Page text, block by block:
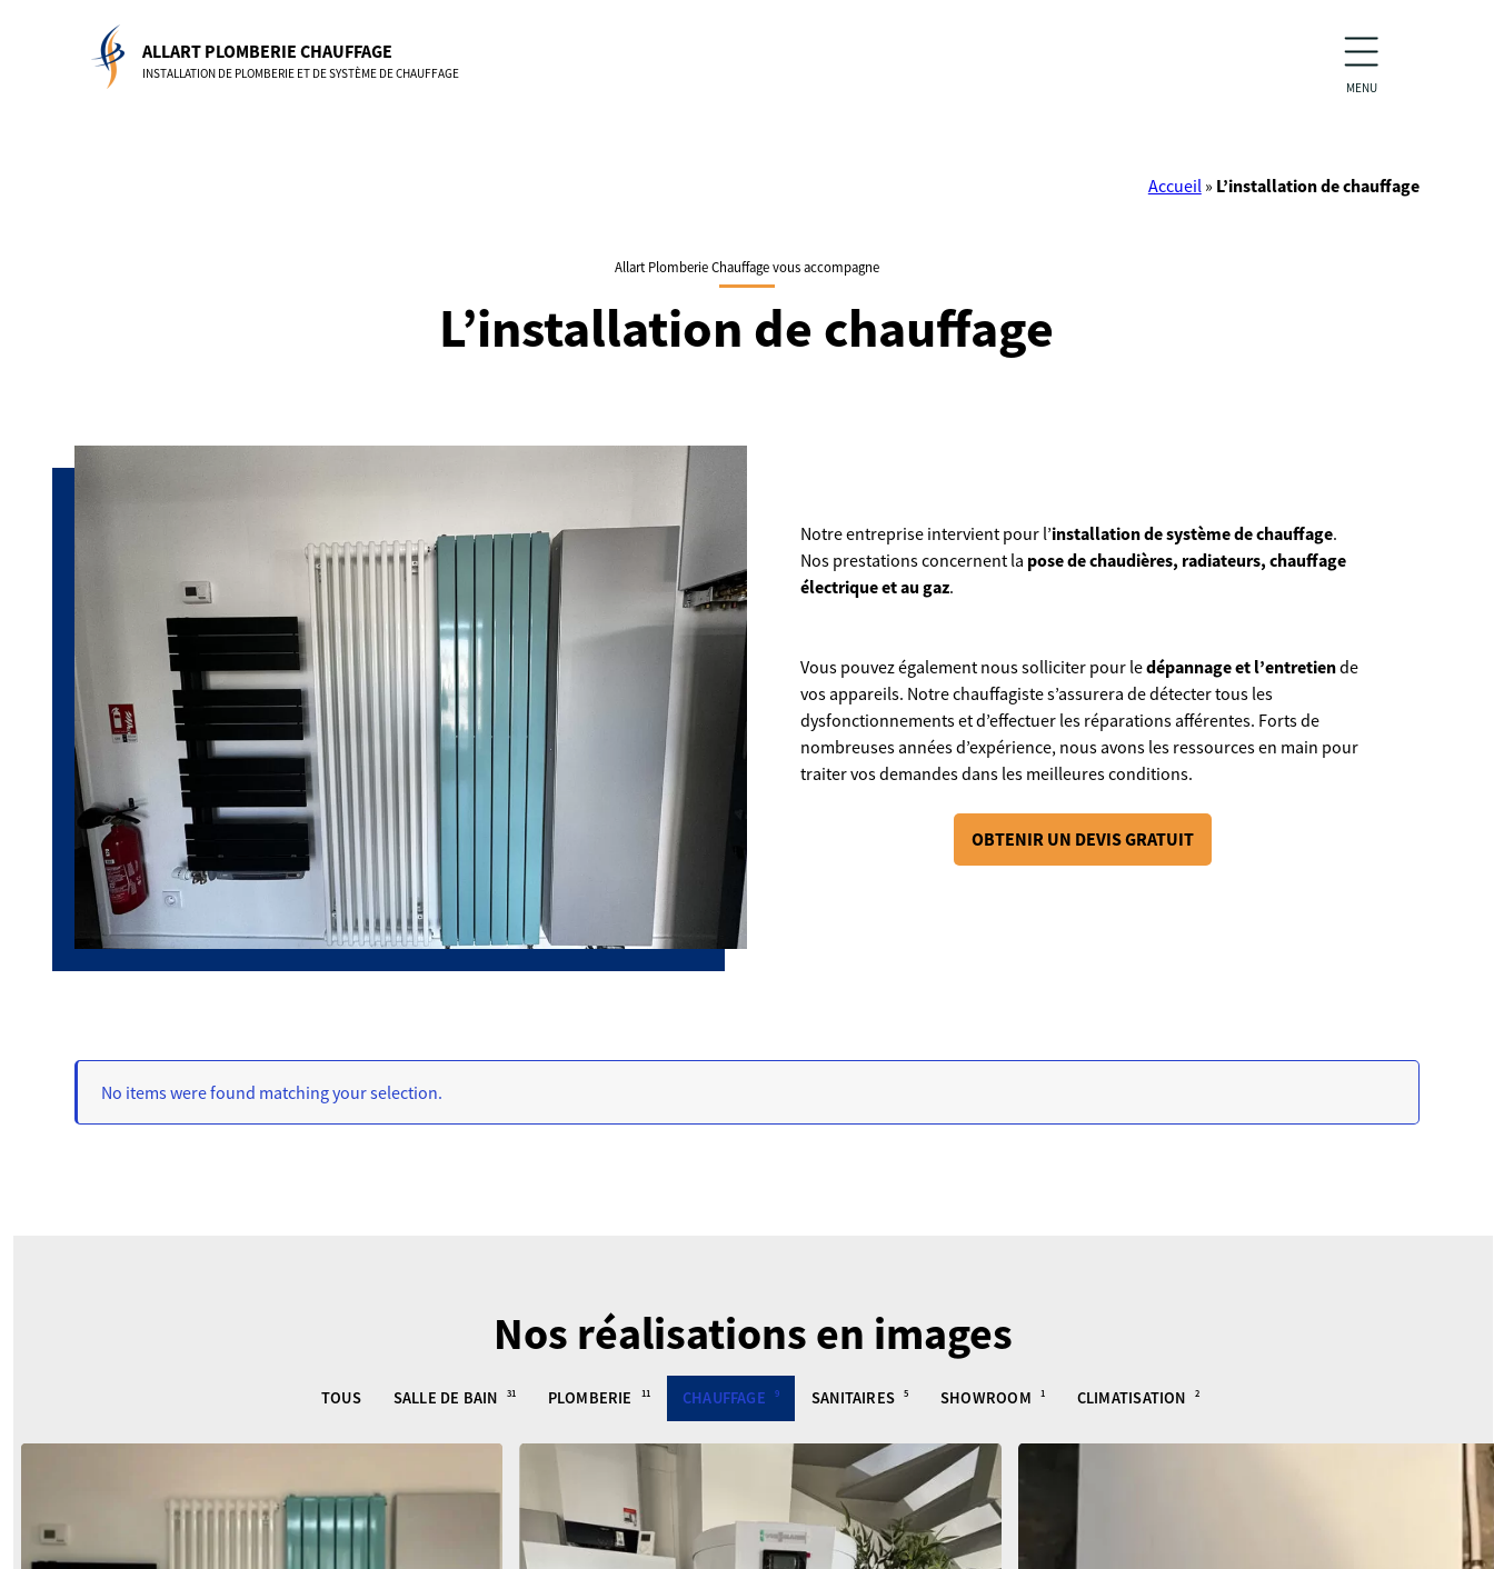
ALLART PLOMBERIE CHAUFFAGE
INSTALLATION DE PLOMBERIE ET DE SYSTÈME DE CHAUFFAGE
MENU
Accueil» L’installation de chauffage
Allart Plomberie Chauffage vous accompagne
L’installation de chauffage
Notre entreprise intervient pour l’installation de système de chauffage.
Nos prestations concernent la pose dechaudières, radiateurs, chauffage
électrique et au gaz.
Vous pouvez également nous solliciter pour ledépannage et l’entretiende
vos appareils. Notre chauffagiste s’assurera de détecter tous les
dysfonctionnements et d’effectuer les réparations afférentes. Forts de
nombreuses années d’expérience, nous avons les ressources en main pour
traiter vos demandes dans les meilleures conditions.
OBTENIR UN DEVIS GRATUIT
No items were found matching your selection.
Nos réalisations en images
TOUS SALLE DE BAIN 31 PLOMBERIE 11 CHAUFFAGE 9 SANITAIRES 5 SHOWROOM 1 CLIMATISATION 2